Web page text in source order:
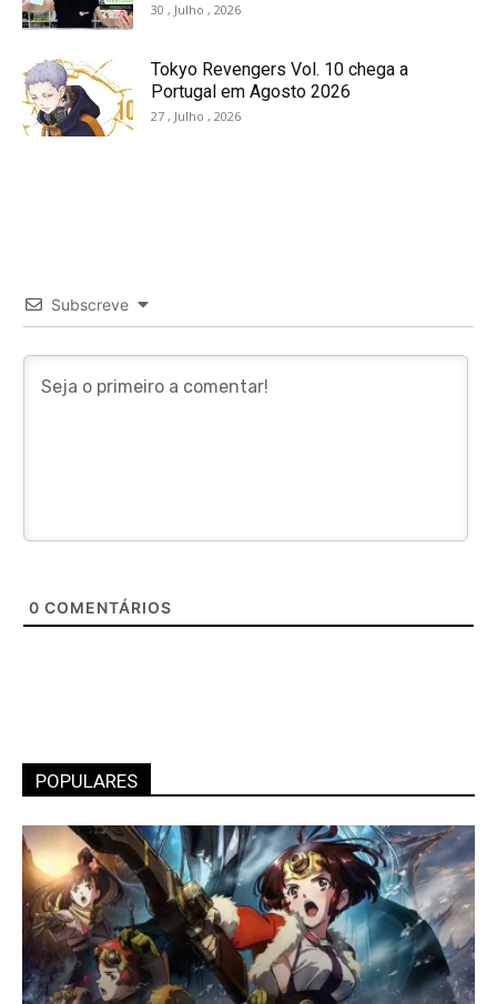
30 , Julho , 2026
Tokyo Revengers Vol. 10 chega a
Portugal em Agosto 2026
27 , Julho , 2026
Subscreve
0 COMENTÁRIOS
POPULARES